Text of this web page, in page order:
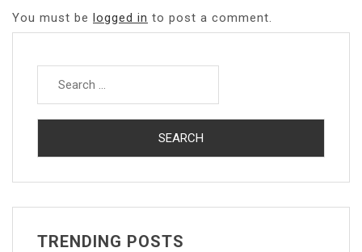
You must be logged in to post a comment.
Search
TRENDING POSTS